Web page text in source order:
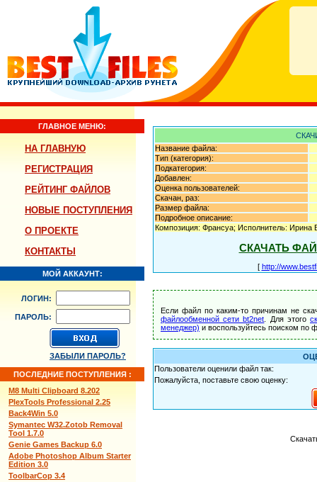
ГЛАВНОЕ МЕНЮ:
НА ГЛАВНУЮ
РЕГИСТРАЦИЯ
РЕЙТИНГ ФАЙЛОВ
НОВЫЕ ПОСТУПЛЕНИЯ
О ПРОЕКТЕ
КОНТАКТЫ
МОЙ АККАУНТ:
ЛОГИН:
ПАРОЛЬ:
ЗАБЫЛИ ПАРОЛЬ?
ПОСЛЕДНИЕ ПОСТУПЛЕНИЯ :
M8 Multi Clipboard 8.202
PlexTools Professional 2.25
Back4Win 5.0
Symantec W32.Zotob Removal
Tool 1.7.0
Genie Games Backup 6.0
Adobe Photoshop Album Starter
Edition 3.0
ToolbarCop 3.4
Название файла:
Тип (категория):
Подкатегория:
Добавлен:
Оценка пользователей:
Скачан, раз:
Размер файла:
Подробное описание:
Композиция: Франсуа; Исполнитель:
СКАЧАТЬ
[ http://
Если файл по каким-то причинам не
файлообменной сети bt2net . Для этого
менеджер) и воспользуйтесь поиском по
Пользователи оценили файл так:
Пожалуйста, поставьте свою оценку: